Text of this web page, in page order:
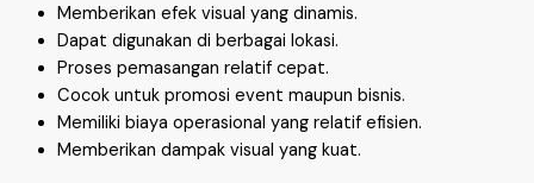
Memberikan efek visual yang dinamis.
Dapat digunakan di berbagai lokasi.
Proses pemasangan relatif cepat.
Cocok untuk promosi event maupun bisnis.
Memiliki biaya operasional yang relatif efisien.
Memberikan dampak visual yang kuat.